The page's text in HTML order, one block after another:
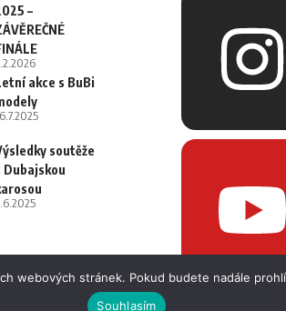
–
akce s BuBi
soutěže
Dubajskou
webových stránek. Pokud budete nadále
Souhlasím